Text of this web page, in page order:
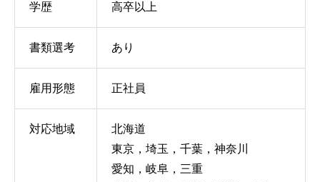
学歴 高卒以上
書類選考 あり
雇用形態 正社員
対応地域
北海道
東京，埼玉，千葉，神奈川
愛知，岐阜，三重